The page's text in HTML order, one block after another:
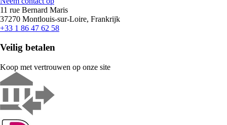
11 rue Bernard Maris
37270 Montlouis-sur-Loire, Frankrijk
+33 1 86 47 62 58
Veilig betalen
Koop met vertrouwen op onze site